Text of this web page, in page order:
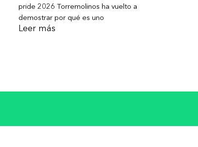
pride 2026 Torremolinos ha vuelto a
demostrar por qué es uno
Leer más